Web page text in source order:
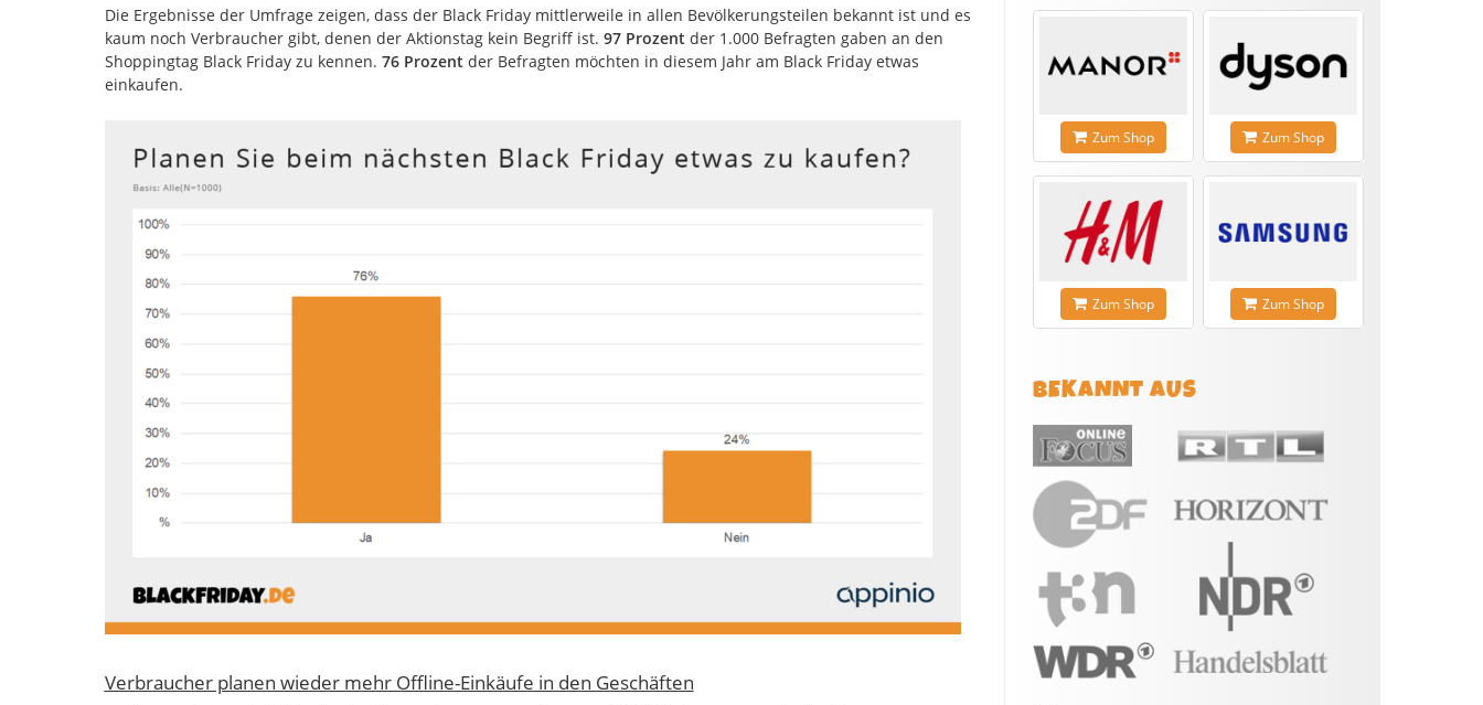
Die Ergebnisse der Umfrage zeigen, dass der Black Friday mittlerweile in allen Bevölkerungsteilen bekannt ist und es
kaum noch Verbraucher gibt, denen der Aktionstag kein Begriff ist. 97 Prozent der 1.000 Befragten gaben an den
Shoppingtag Black Friday zu kennen. 76 Prozent der Befragten möchten in diesem Jahr am Black Friday etwas
einkaufen.
Verbraucher planen wieder mehr Offline-Einkäufe in den Geschäften
Zum Shop Zum Shop
Zum Shop Zum Shop
BEKANNT AUS